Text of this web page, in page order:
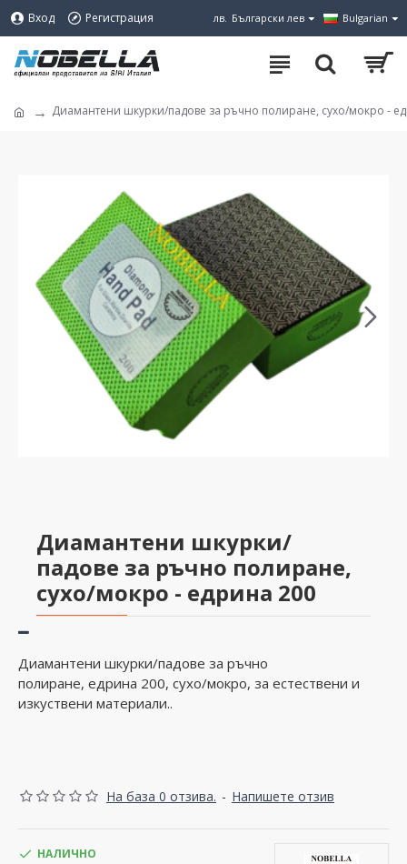
Вход Регистрация лв. Български лев Bulgarian
Диамантени шкурки/падове за ръчно полиране, сухо/мокро -
Диамантени шкурки/
падове за ръчно полиране,
сухо/мокро - едрина 200
Диамантени шкурки/падове за ръчно
полиране, едрина 200, сухо/мокро, за естествени и
изкуствени материали..
На база 0 отзива. - Напишете отзив
НАЛИЧНО